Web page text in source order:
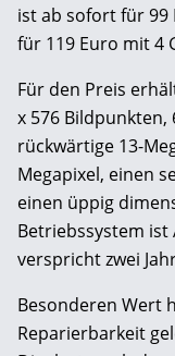
ist ab sofort für 99
für 119 Euro mit 4
Für den Preis
x 576 Bildpunkten,
rückwärtige 13-
Megapixel, einen
einen üppig
Betriebssystem ist
verspricht zwei
Besonderen Wert
Reparierbarkeit